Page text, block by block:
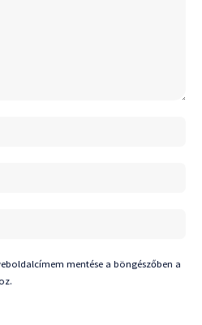
mentése a böngészőben a